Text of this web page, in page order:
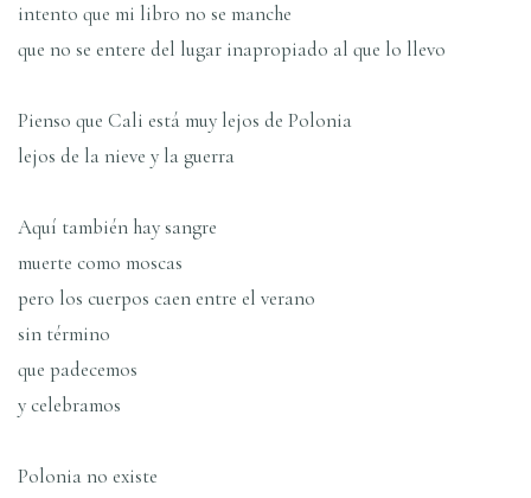
intento que mi libro no se manche
que no se entere del lugar inapropiado al que lo llevo
Pienso que Cali está muy lejos de Polonia
lejos de la nieve y la guerra
Aquí­ también hay sangre
muerte como moscas
pero los cuerpos caen entre el verano
sin término
que padecemos
y celebramos
Polonia no existe